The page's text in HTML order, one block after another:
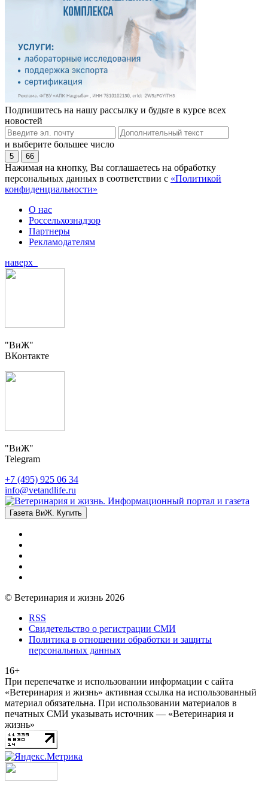
Подпишитесь на нашу рассылку и будьте в курсе всех
новостей
и выберите большее число
5 66
Нажимая на кнопку, Вы соглашаетесь на обработку
персональных данных в соответствии с «Политикой
конфиденциальности»
О нас
Россельхознадзор
Партнеры
Рекламодателям
наверх
"ВиЖ"
ВКонтакте
"ВиЖ"
Telegram
+7 (495) 925 06 34
info@vetandlife.ru
Газета ВиЖ. Купить
© Ветеринария и жизнь 2026
RSS
Свидетельство о регистрации СМИ
Политика в отношении обработки и защиты
персональных данных
16+
При перепечатке и использовании информации с сайта
«Ветеринария и жизнь» активная ссылка на использованный
материал обязательна. При использовании материалов в
печатных СМИ указывать источник — «Ветеринария и
жизнь»